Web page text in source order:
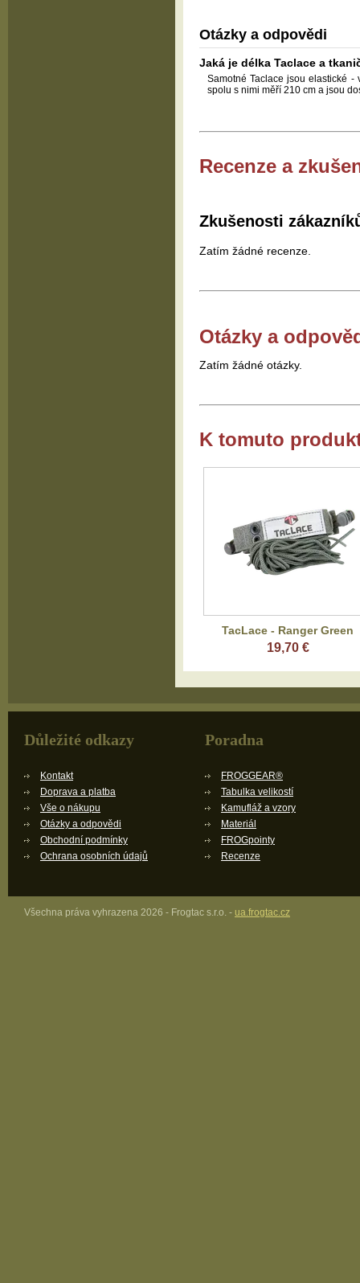
Otázky a odpovědi
Jaká je délka Taclace a
Samotné Taclace jsou elastické
spolu s nimi měří 210 cm a jsou
Recenze a
Zkušenosti
Zatím žádné recenze.
Otázky a
Zatím žádné otázky.
K tomuto
TacLace - Ranger Green
19,70 €
Důležité odkazy
Kontakt
Doprava a platba
Vše o nákupu
Otázky a odpovědi
Obchodní podmínky
Ochrana osobních údajů
Poradna
FROGGEAR®
Tabulka velikostí
Kamufláž a vzory
Materiál
FROGpointy
Recenze
Všechna práva vyhrazena 2026 - Frogtac s.r.o. - ua.frogtac.cz